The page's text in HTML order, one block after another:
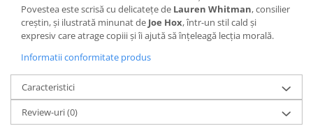
Povestea este scrisă cu delicatețe de Lauren Whitman, consilier
creștin, și ilustrată minunat de Joe Hox, într-un stil cald și
expresiv care atrage copiii și îi ajută să înțeleagă lecția morală.
Informatii conformitate produs
Caracteristici
Review-uri(0)